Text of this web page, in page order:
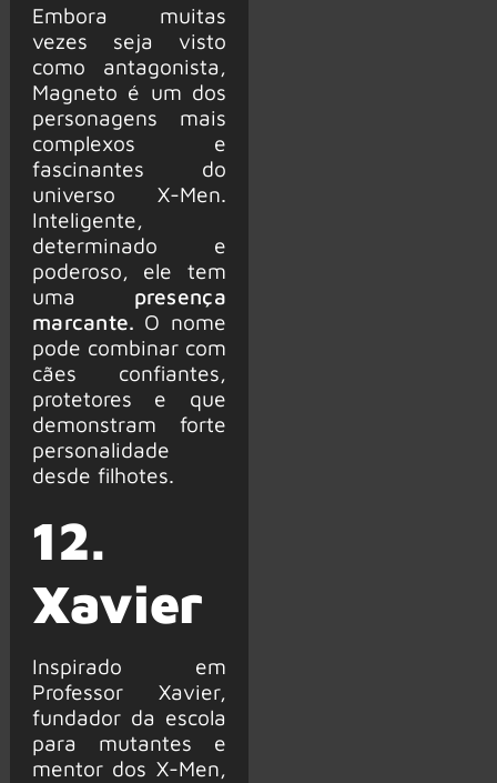
Embora muitas
vezes seja visto
como antagonista,
Magneto é um dos
personagens mais
complexos e
fascinantes do
universo X-Men.
Inteligente,
determinado e
poderoso, ele tem
uma presença
marcante. O nome
pode combinar com
cães confiantes,
protetores e que
demonstram forte
personalidade
desde filhotes.
12.
Xavier
Inspirado em
Professor Xavier,
fundador da escola
para mutantes e
mentor dos X-Men,